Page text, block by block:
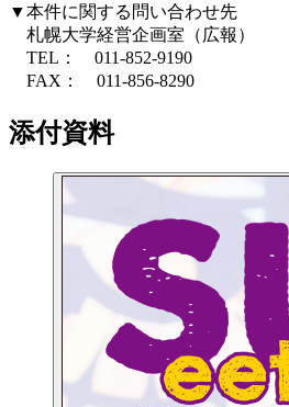
▼本件に関する問い合わせ先
札幌大学経営企画室（広報）
TEL： 011-852-9190
FAX： 011-856-8290
添付資料